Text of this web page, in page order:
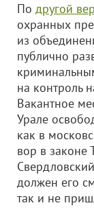
По другой
охранных
из
публично
на контроль
Вакантное
Урале
как в
вор в законе
должен его
так и не